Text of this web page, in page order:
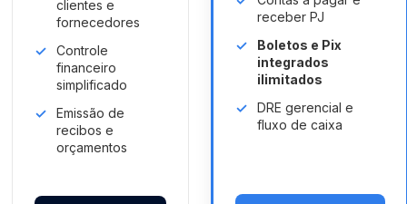
clientes e
fornecedores
Controle
financeiro
simplificado
Emissão de
recibos e
orçamentos
receber PJ
Boletos e Pix
integrados
ilimitados
DRE gerencial e
fluxo de caixa